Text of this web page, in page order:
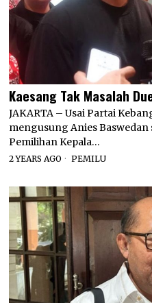
Kaesang Tak Masalah
JAKARTA – Usai Partai
mengusung Anies
Pemilihan Kepala…
2 YEARS AGO PEMILU